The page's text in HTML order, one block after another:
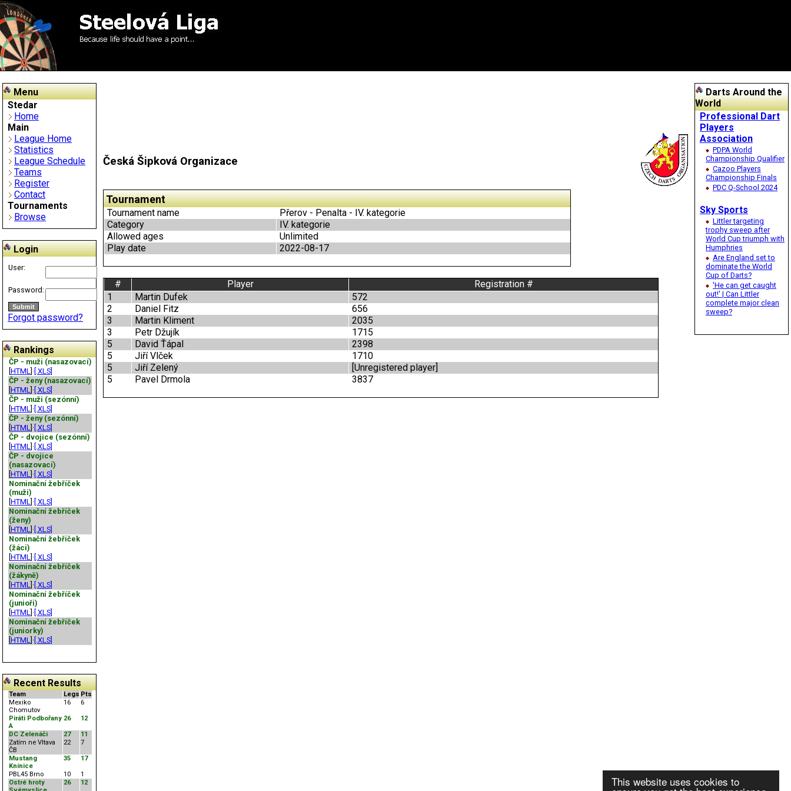
This website uses cookies to
Menu
Stedar
Home
Main
League Home
Statistics
League Schedule
Teams
Register
Contact
Tournaments
Browse
Login
User:
Password:
Forgot password?
Rankings
ČP - muži (nasazovací)
HTML ]· [.XLS]
ČP - ženy (nasazovací)
HTML ]· [.XLS]
ČP - muži (sezónní)
HTML ]· [.XLS]
ČP - ženy (sezónní)
HTML ]· [.XLS]
ČP - dvojice (sezónní)
HTML ]· [.XLS]
ČP - dvojice
(nasazovací)
HTML ]· [.XLS]
Nominační žebříček
(muži)
HTML ]· [.XLS]
Nominační žebříček
(ženy)
HTML ]· [.XLS]
Nominační žebříček
(žáci)
HTML ]· [.XLS]
Nominační žebříček
(žákyně)
HTML ]· [.XLS]
Nominační žebříček
(junioři)
HTML ]· [.XLS]
Nominační žebříček
(juniorky)
HTML ]· [.XLS]
Recent Results
Team Legs Pts
Mexiko
Chomutov
16 6
Piráti Podbořany
A
26 12
DC Zelenáči 27
11
Zatím ne Vltava
ČB
22 7
Mustang
Knínice
35 17
PBL45 Brno 10
1
Ostré hroty
26 12
Darts Around the
World
Professional Dart
Players
Association
PDPA World
Championship Qualifier
Cazoo Players
Championship Finals
PDC Q-School 2024
Sky Sports
Littler targeting
trophy sweep after
World Cup triumph with
Humphries
Are England set to
dominate the World
Cup of Darts?
'He can get caught
out!' | Can Littler
complete major clean
sweep?
Česká Šipková Organizace
Tournament
Tournament name
Přerov - Penalta - IV. kategorie
Category
IV. kategorie
Allowed ages
Unlimited
Play date
2022-08-17
# Player
Registration #
1
Martin Dufek
572
2
Daniel Fitz
656
3
Martin Kliment
2035
3
Petr Džujík
1715
5
David Ťápal
2398
5
Jiří Vlček
1710
5
Jiří Zelený
[Unregistered player]
5
Pavel Drmola 3837